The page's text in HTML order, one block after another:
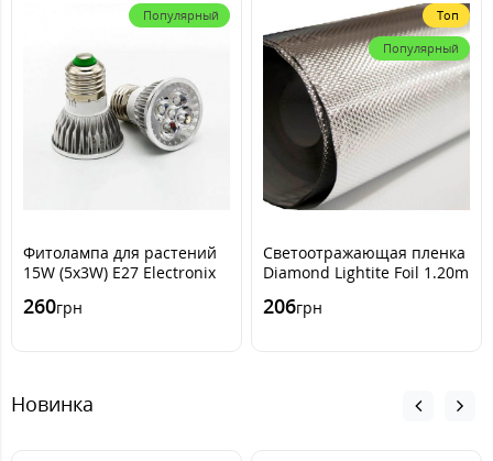
Популярный
Фитолампа для растений
15W (5х3W) E27 Electronix
260грн
Топ
Популярный
Светоотражающая пленка
Diamond Lightite Foil 1.20m
206грн
Новинка